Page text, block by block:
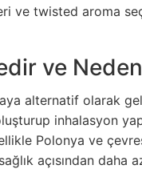
ve twisted aroma
ve
alternatif olarak
inhalasyon
Polonya ve
açısından